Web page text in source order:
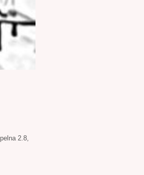
2.8,